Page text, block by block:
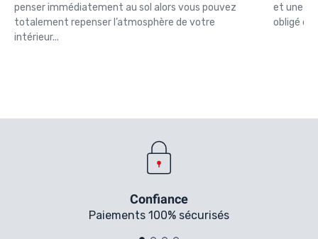
penser immédiatement au sol alors vous pouvez
totalement repenser l’atmosphère de votre
intérieur...
et une
obligé de
Confiance
Paiements 100% sécurisés